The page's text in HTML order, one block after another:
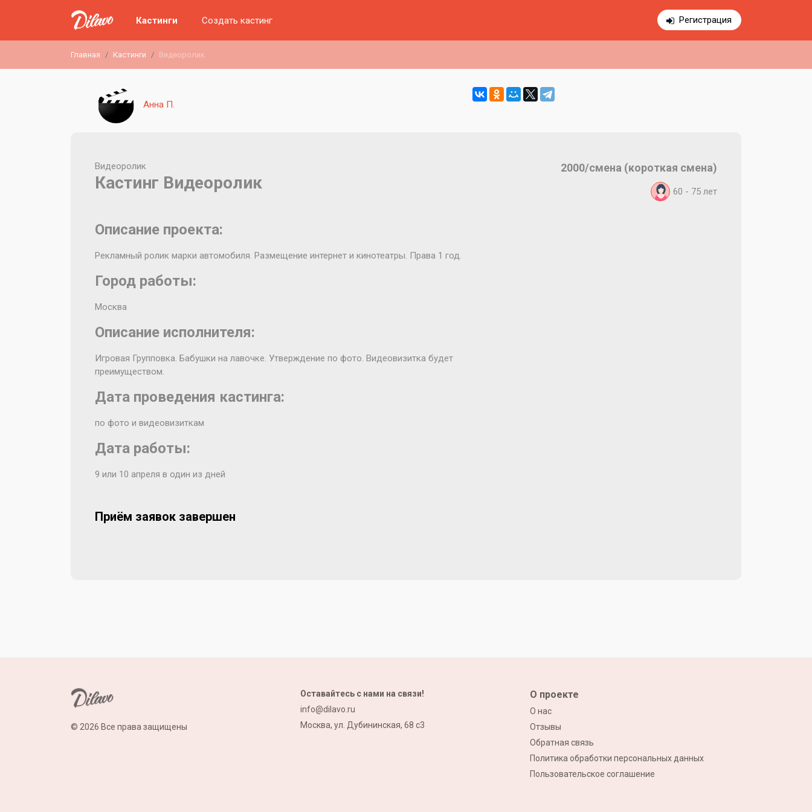
Регистрация
Кастинги Создать кастинг
Главная Кастинги Видеоролик
Анна П.
Видеоролик
Кастинг Видеоролик
2000/смена (короткая смена)
60 - 75лет
Описание проекта:
Рекламный ролик марки автомобиля. Размещение интернет и кинотеатры. Права 1 год.
Город работы:
Москва
Описание исполнителя:
Игровая Групповка. Бабушки на лавочке. Утверждение по фото. Видеовизитка будет
преимуществом.
Дата проведения кастинга:
по фото и видеовизиткам
Дата работы:
9 или 10 апреля в один из дней
Приём заявок завершен
© 2026 Все права защищены
О проекте
О нас
Отзывы
Обратная связь
Политика обработки персональных данных
Пользовательское соглашение
Оставайтесь с нами на связи!
info@dilavo.ru
Москва, ул. Дубининская, 68 с3